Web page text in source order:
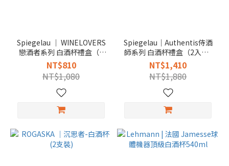
Spiegelau │ WINELOVERS
戀酒者系列 白酒杯禮盒（2
入）
NT$810
NT$1,080
Spiegelau｜Authentis侍酒
師系列 白酒杯禮盒（2入）-
多規格
NT$1,410
NT$1,880